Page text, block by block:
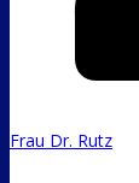
Frau Dr. Rutz